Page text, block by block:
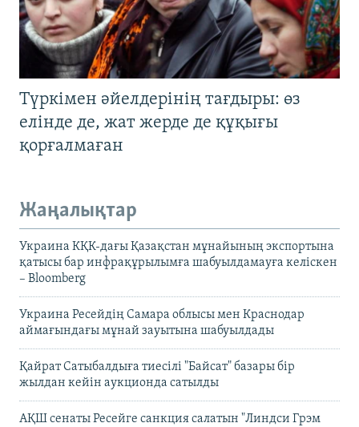
Түркімен әйелдерінің тағдыры: өз
елінде де, жат жерде де құқығы
қорғалмаған
Жаңалықтар
Украина КҚК-дағы Қазақстан мұнайының экспортына
қатысы бар инфрақұрылымға шабуылдамауға келіскен
– Bloomberg
Украина Ресейдің Самара облысы мен Краснодар
аймағындағы мұнай зауытына шабуылдады
Қайрат Сатыбалдыға тиесілі "Байсат" базары бір
жылдан кейін аукционда сатылды
АҚШ сенаты Ресейге санкция салатын "Линдси Грэм